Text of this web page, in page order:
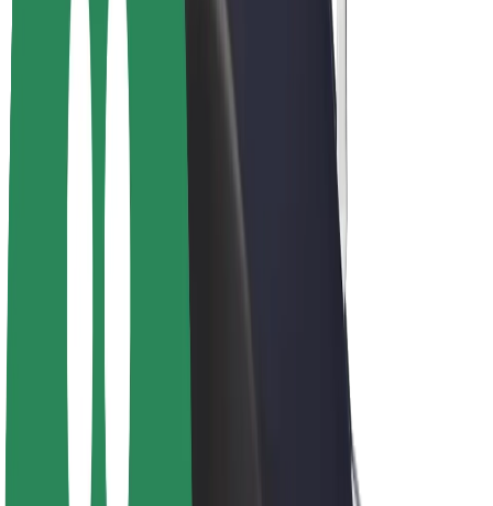
Ingresos de conductor/a
Repartidores
Ingresos de repartidor
Comercios de Bolt Food
Project Zero
Blog
Sala de prensa